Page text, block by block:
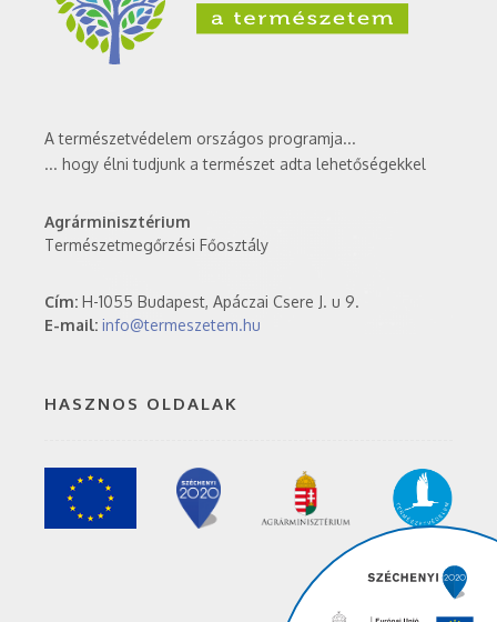
A természetvédelem országos programja...
... hogy élni tudjunk a természet adta lehetőségekkel
Agrárminisztérium
Természetmegőrzési Főosztály
Cím: H-1055 Budapest, Apáczai Csere J. u 9.
E-mail: info@termeszetem.hu
HASZNOS OLDALAK